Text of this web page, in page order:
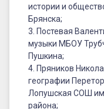
истории и
Брянска;
3. Постевая
музыки МБОУ
Пушкина;
4. Пряников
географии
Лопушская СОШ
района;